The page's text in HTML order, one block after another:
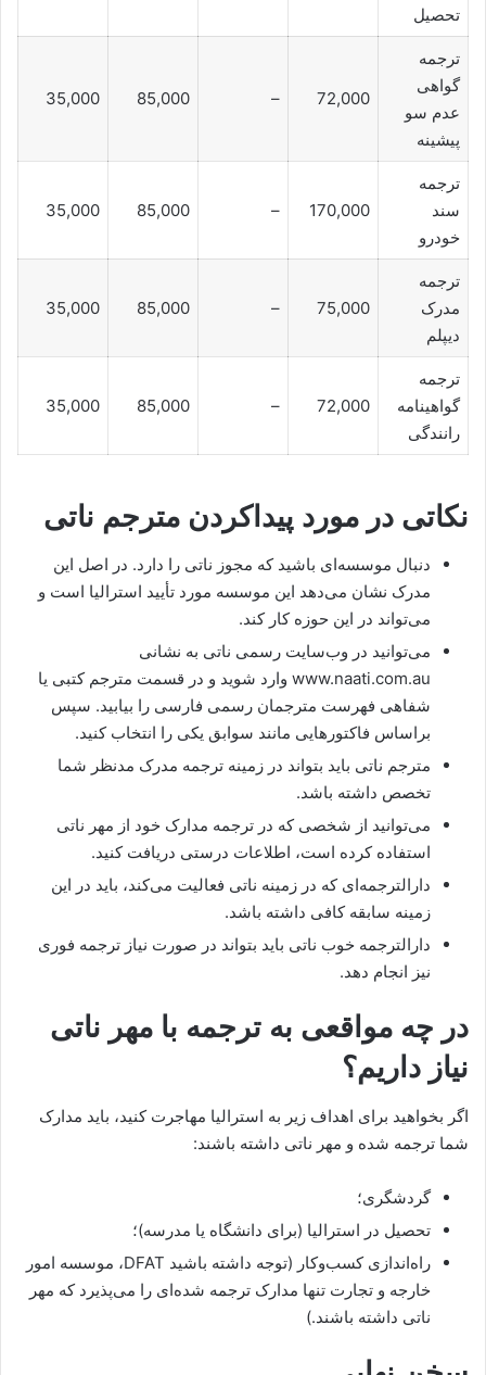
تحصیل
ترجمه
گواهی
عدم سو
پیشینه
72,000
–
85,000
35,000
ترجمه
سند
خودرو
170,000
–
85,000
35,000
ترجمه
مدرک
دیپلم
75,000
–
85,000
35,000
ترجمه
گواهینامه
رانندگی
72,000
–
85,000
35,000
نکاتی در مورد پیدا‌کردن مترجم ناتی
دنبال موسسه‌ای باشید که مجوز ناتی را دارد. در اصل این
مدرک نشان می‌دهد این موسسه مورد تأیید استرالیا است و
می‌تواند در این حوزه کار کند.
می‌توانید در وب‌سایت رسمی ناتی به نشانی
www.naati.com.au وارد شوید و در قسمت مترجم کتبی یا
شفاهی فهرست مترجمان رسمی فارسی را بیابید. سپس
براساس فاکتور‌هایی مانند سوابق یکی را انتخاب کنید.
مترجم ناتی باید بتواند در زمینه ترجمه مدرک مدنظر شما
تخصص داشته باشد.
می‌توانید از شخصی که در ترجمه مدارک خود از مهر ناتی
استفاده کرده است، اطلاعات درستی دریافت کنید.
دارالترجمه‌ای که در زمینه ناتی فعالیت می‌کند، باید در این
زمینه سابقه کافی داشته باشد.
دارالترجمه خوب ناتی باید بتواند در صورت نیاز ترجمه فوری
نیز انجام دهد.
در چه مواقعی به ترجمه با مهر ناتی
نیاز داریم؟
اگر بخواهید برای اهداف زیر به استرالیا مهاجرت کنید، باید مدارک
شما ترجمه شده و مهر ناتی داشته باشند:
گردشگری؛
تحصیل در استرالیا (برای دانشگاه یا مدرسه)؛
راه‌اندازی کسب‌وکار (توجه داشته باشید DFAT، موسسه امور
خارجه و تجارت تنها مدارک ترجمه شده‌ا‌ی را می‌پذیرد که مهر
ناتی داشته باشند.)